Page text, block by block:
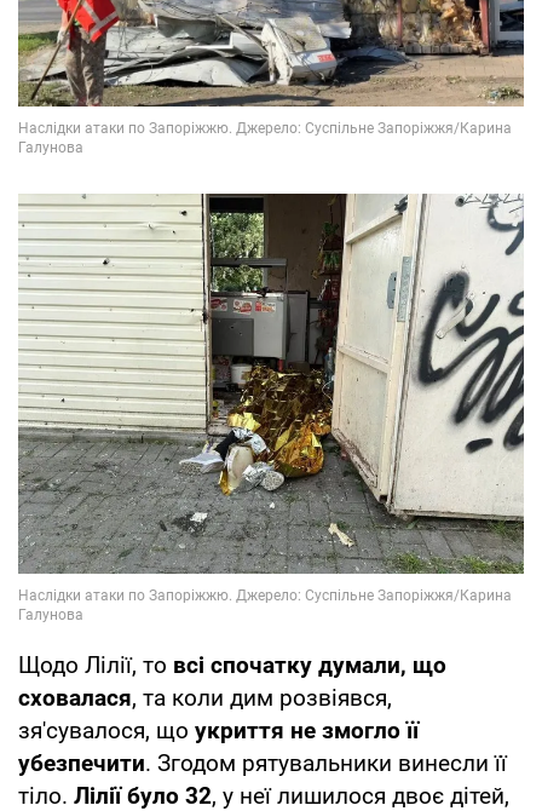
Щодо Лілії, то всі спочатку думали, що
сховалася, та коли дим розвіявся,
зя'сувалося, що укриття не змогло її
убезпечити. Згодом рятувальники винесли її
тіло. Лілії було 32, у неї лишилося двоє дітей,